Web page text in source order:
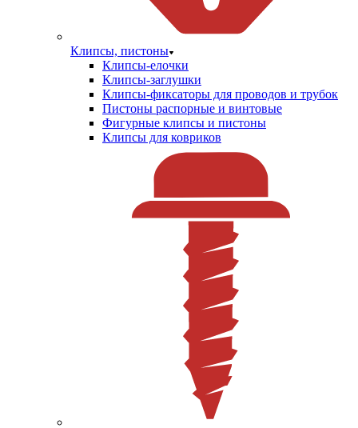
Клипсы, пистоны
Клипсы-елочки
Клипсы-заглушки
Клипсы-фиксаторы для проводов и трубок
Пистоны распорные и винтовые
Фигурные клипсы и пистоны
Клипсы для ковриков